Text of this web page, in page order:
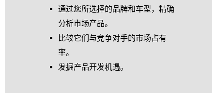
通过您所选择的品牌和车型，精确
分析市场产品。
比较它们与竞争对手的市场占有
率。
发掘产品开发机遇。